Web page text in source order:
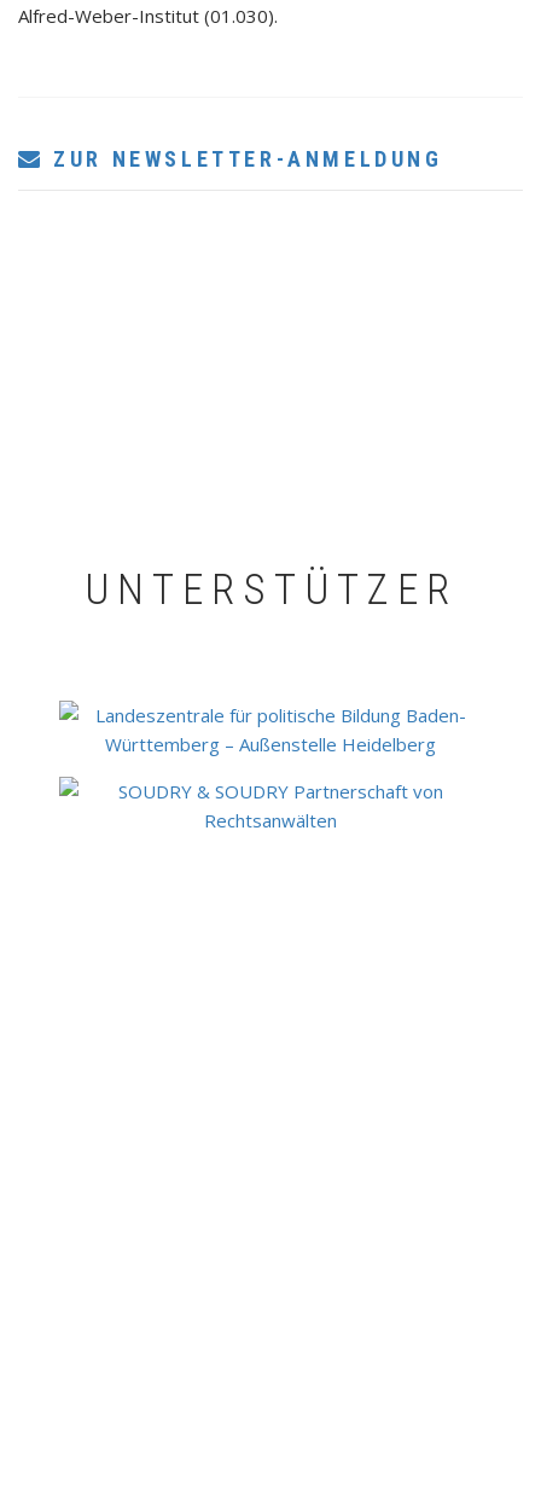
Alfred-Weber-Institut (01.030).
ZUR NEWSLETTER-ANMELDUNG
UNTERSTÜTZER